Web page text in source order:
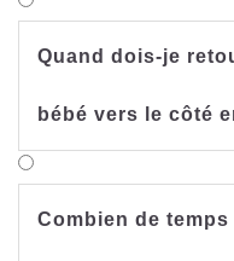
Quand dois-je
bébé vers le côté
Combien de